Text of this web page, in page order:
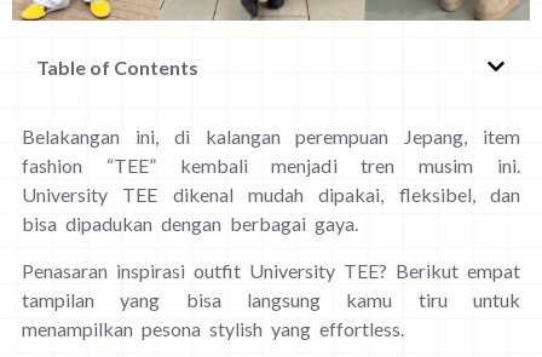
Table of Contents
Belakangan ini, di kalangan perempuan Jepang, item
fashion “TEE” kembali menjadi tren musim ini.
University TEE dikenal mudah dipakai, fleksibel, dan
bisa dipadukan dengan berbagai gaya.
Penasaran inspirasi outfit University TEE? Berikut empat
tampilan yang bisa langsung kamu tiru untuk
menampilkan pesona stylish yang effortless.